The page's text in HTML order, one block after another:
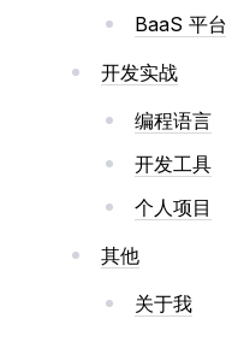
BaaS 平台
开发实战
编程语言
开发工具
个人项目
其他
关于我